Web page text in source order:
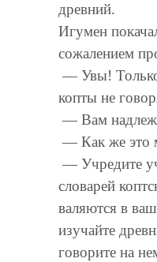
древний.
Игумен
сожалением
— Увы!
копты не
— Вам
— Как же это
— Учредите
словарей
валяются в
изучайте
говорите на